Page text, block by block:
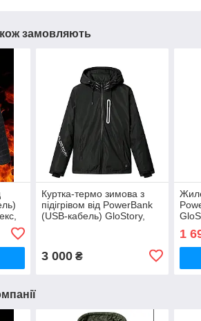
замовляють
Куртка-термо зимова з
підігрівом від PowerBank
(USB-кабель) GloStory,
3 000₴
1